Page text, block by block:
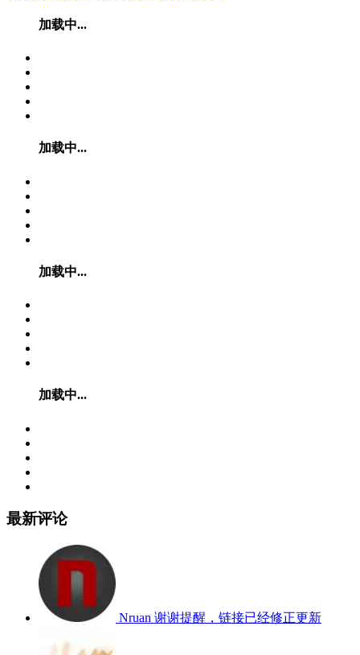
加载中...
加载中...
加载中...
加载中...
最新评论
Nruan 谢谢提醒，链接已经修正更新